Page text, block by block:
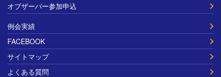
オブザーバー参加申込
例会実績
FACEBOOK
サイトマップ
よくある質問